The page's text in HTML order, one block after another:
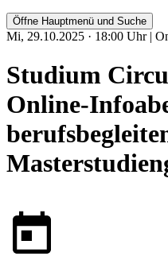
Öffne Hauptmenü und Suche
Mi, 29.10.2025 · 18:00 Uhr |
Studium
Online-